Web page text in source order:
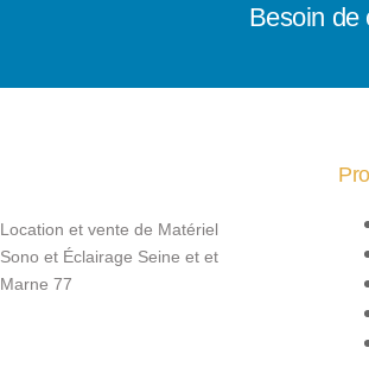
Besoin de
Location et vente de Matériel
Sono et Éclairage Seine et et
Marne 77